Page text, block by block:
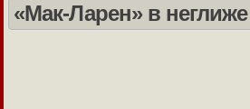
«Мак-Ларен» в неглиже